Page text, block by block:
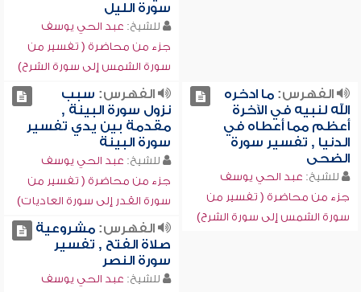
سورة الليل
للشيخ: عبد الحي يوسف
جزء من محاضرة ( تفسير من
سورة الشمس إلى سورة الشرح)
الفهرس:ما ادخره
الله لنبيه في الآخرة
أعظم مما أعطاه في
الدنيا , تفسير سورة
الضحى
للشيخ: عبد الحي يوسف
جزء من محاضرة ( تفسير من
سورة الشمس إلى سورة الشرح)
الفهرس: سبب
نزول سورة البينة ,
مقدمة بين يدي تفسير
سورة البينة
للشيخ: عبد الحي يوسف
جزء من محاضرة ( تفسير من
سورة القدر إلى سورة العاديات)
الفهرس:مشروعية
صلاة الفتح , تفسير
سورة النصر
للشيخ: عبد الحي يوسف